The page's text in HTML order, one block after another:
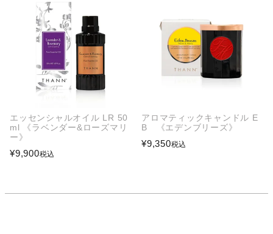
エッセンシャルオイル LR 50
ml 《ラベンダー&ローズマリ
ー》
¥9,900税込
アロマティックキャンドル E
B 《エデンブリーズ》
¥9,350税込